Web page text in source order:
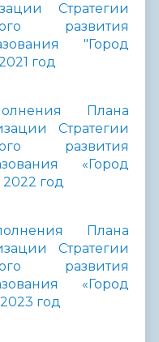
Стратегии
развития
"Город
год
Плана
Стратегии
развития
«Город
2022 год
Плана
Стратегии
развития
«Город
год